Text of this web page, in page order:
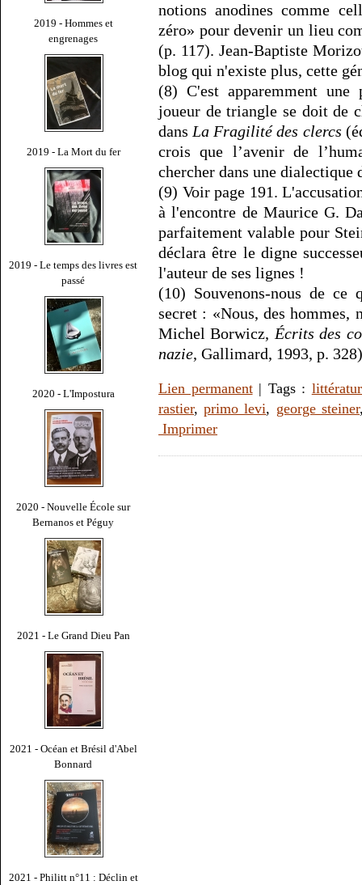
2019 - Hommes et
engrenages
2019 - La Mort du fer
2019 - Le temps des livres est
passé
2020 - L'Impostura
2020 - Nouvelle École sur
Bernanos et Péguy
2021 - Le Grand Dieu Pan
2021 - Océan et Brésil d'Abel
Bonnard
2021 - Philitt n°11 : Déclin et
notions anodines comme
zéro» pour devenir un lieu
(p. 117). Jean-Baptiste
blog qui n'existe plus, cette
(8) C'est apparemment
joueur de triangle se doit de
dans La Fragilité des clercs
crois que l’avenir de
chercher dans une
(9) Voir page 191.
à l'encontre de Maurice G.
parfaitement valable pour
déclara être le digne
l'auteur de ses lignes !
(10) Souvenons-nous de
secret : «Nous, des hommes,
Michel Borwicz, Écrits des
nazie, Gallimard, 1993, p.
Lien permanent| Tags :
rastier,primo levi, george steiner
Imprimer